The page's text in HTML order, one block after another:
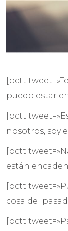
[bctt
puedo estar
[bctt
nosotros, soy
[bctt
están
[bctt
cosa del
[bctt